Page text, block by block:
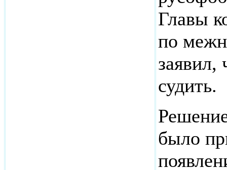
Главы
по
заявил,
судить.
было